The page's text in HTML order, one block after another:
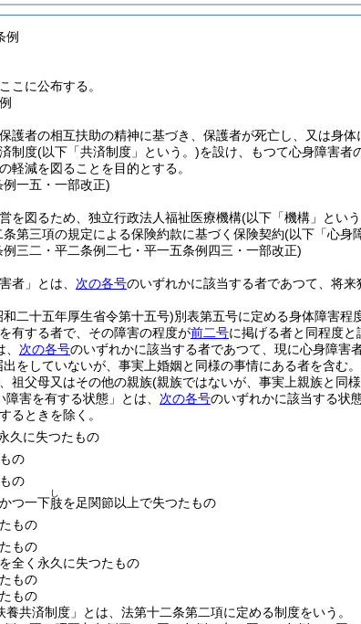
例
こに公布する。
護者の相互扶助の精神に基づき、保護者が死亡し、又は身
制度(以下「共済制度」という。)を設け、もつて心身障害者
軽減を図ることを目的とする。
一五・一部改正)
を図るため、独立行政法人福祉医療機構(以下「機構」とい
条第三項の規定による保険約款に基づく保険契約(以下「心身
三二・平二条例二七・平一五条例四三・一部改正)
者」とは、 次の各号のいずれかに該当する者であつて、将
和二十五年厚生省令第十五号)別表第五号に定める身体障害程
有する者で、その障害の程度が前二号に掲げる者と同程度
次の各号のいずれかに該当する者であつて、現に心身障害
をしていないが、事実上婚姻と同様の事情にある者を含む
祖父母又はその他の親族(親族ではないが、事実上親族と同
害を有する状態」とは、 次の各号のいずれかに該当する状
るときを除く。
久に失つたもの
の
の
つ一下肢
し
を足関節以上で失つたもの
もの
もの
全く永久に失つたもの
もの
もの
共済制度」とは、法第十二条第二項に定める制度をいう。